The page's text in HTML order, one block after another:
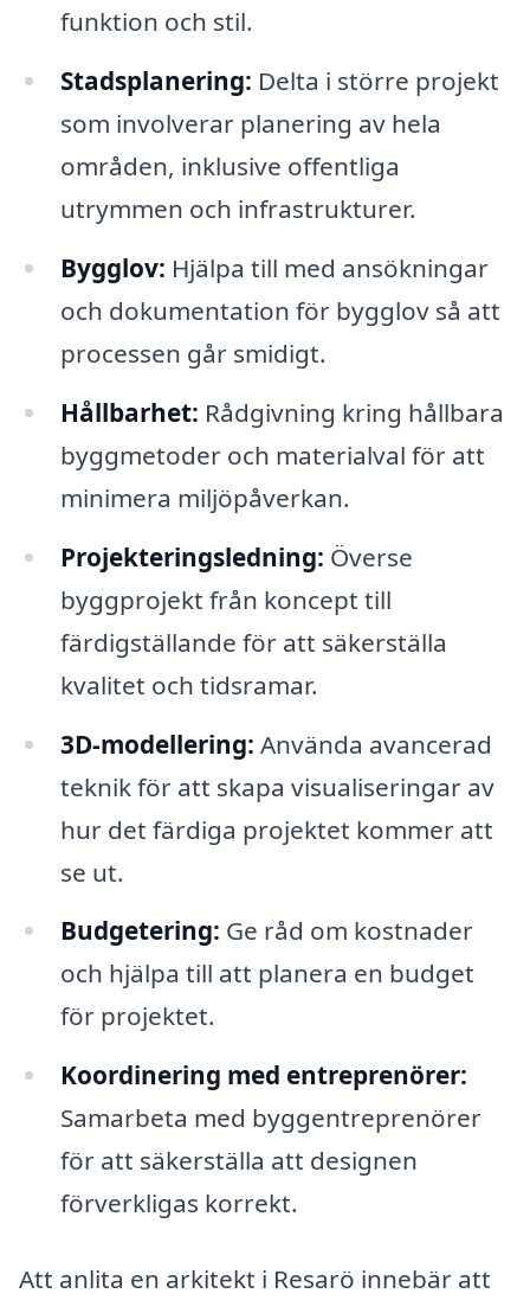
funktion och stil.
Stadsplanering: Delta i större projekt
som involverar planering av hela
områden, inklusive offentliga
utrymmen och infrastrukturer.
Bygglov: Hjälpa till med ansökningar
och dokumentation för bygglov så att
processen går smidigt.
Hållbarhet: Rådgivning kring hållbara
byggmetoder och materialval för att
minimera miljöpåverkan.
Projekteringsledning: Överse
byggprojekt från koncept till
färdigställande för att säkerställa
kvalitet och tidsramar.
3D-modellering: Använda avancerad
teknik för att skapa visualiseringar av
hur det färdiga projektet kommer att
se ut.
Budgetering: Ge råd om kostnader
och hjälpa till att planera en budget
för projektet.
Koordinering med entreprenörer:
Samarbeta med byggentreprenörer
för att säkerställa att designen
förverkligas korrekt.
Att anlita en arkitekt i Resarö innebär att